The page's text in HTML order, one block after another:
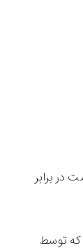
در برابر
که توسط